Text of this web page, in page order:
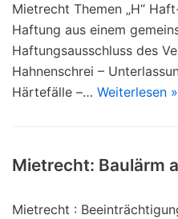
Mietrecht Themen „H“
Haftung aus einem
Haftungsausschluss des
Hahnenschrei –
Härtefälle –… Weiterlesen »
Mietrecht: Baulärm
Mietrecht :